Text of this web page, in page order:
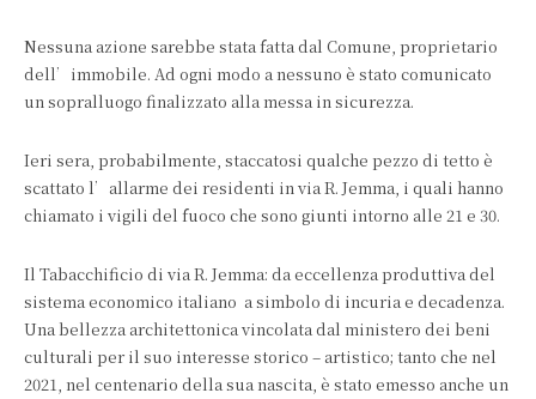
Nessuna azione sarebbe stata fatta dal Comune, proprietario
dell’immobile. Ad ogni modo a nessuno è stato comunicato
un sopralluogo finalizzato alla messa in sicurezza.
Ieri sera, probabilmente, staccatosi qualche pezzo di tetto è
scattato l’allarme dei residenti in via R. Jemma, i quali hanno
chiamato i vigili del fuoco che sono giunti intorno alle 21 e 30.
Il Tabacchificio di via R. Jemma: da eccellenza produttiva del
sistema economico italiano a simbolo di incuria e decadenza.
Una bellezza architettonica vincolata dal ministero dei beni
culturali per il suo interesse storico – artistico; tanto che nel
2021, nel centenario della sua nascita, è stato emesso anche un